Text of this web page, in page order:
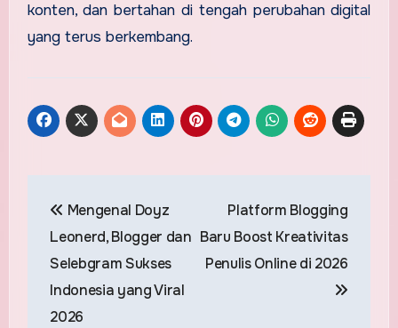
konten, dan bertahan di tengah perubahan digital
yang terus berkembang.
navigation
Mengenal Doyz
Leonerd, Blogger dan
Selebgram Sukses
Indonesia yang Viral
2026
Platform Blogging
Baru Boost Kreativitas
Penulis Online di 2026